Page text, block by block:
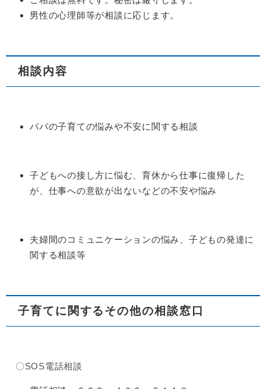
男性の心理師等が相談に応じます。
相談内容
パパの子育ての悩みや不安に関する相談
子どもへの接し方に悩む、育休から仕事に復帰した
が、仕事への意欲が出ないなどの不安や悩み
夫婦間のコミュニケーションの悩み、子どもの発達に
関する相談等​
子育てに関するその他の相談窓口
〇SOS電話相談